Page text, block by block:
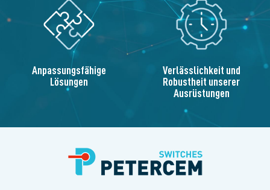
Anpassungsfähige
Lösungen
Verlässlichkeit und
Robustheit unserer
Ausrüstungen